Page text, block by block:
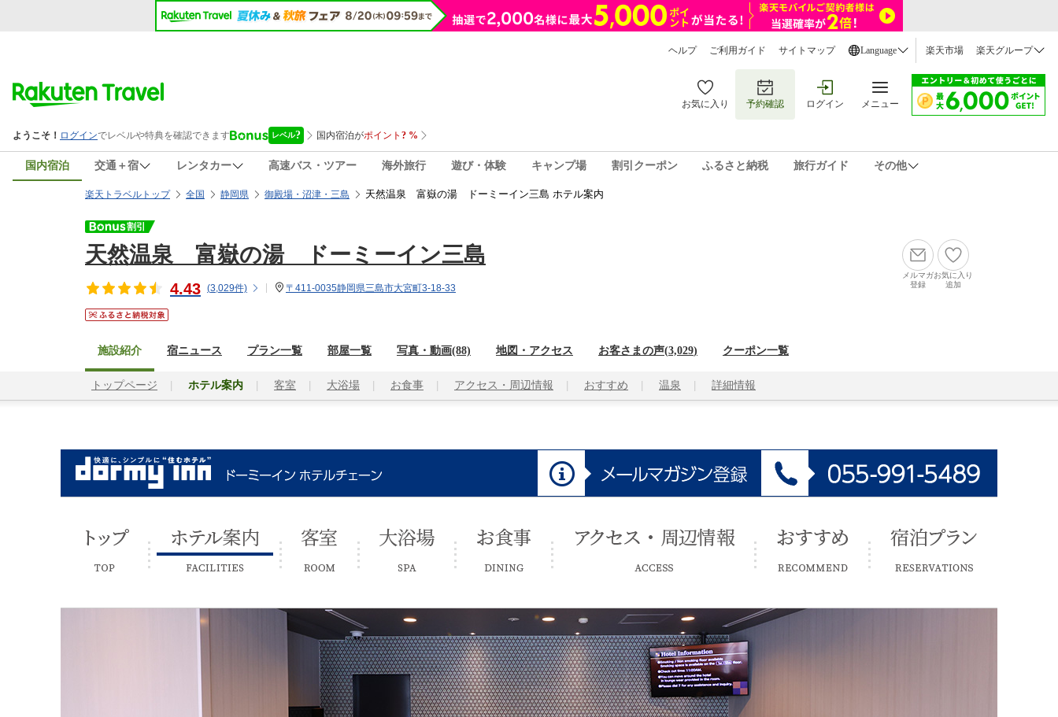
ヘルプ ご利用ガイド サイトマップ Language 楽天市場 楽天グループ
お気に入り 予約確認 ログイン メニュー
国内宿泊 交通＋宿 レンタカー 高速バス・ツアー 海外旅行 遊び・体験 キャンプ場 割引クーポン ふるさと納税 旅行ガイド その他
楽天トラベルトップ 全国 静岡県 御殿場・沼津・三島 天然温泉 富嶽の湯 ドーミーイン三島 ホテル案内
天然温泉 富嶽の湯 ドーミーイン三島
4.43 (3,029件) 〒411-0035静岡県三島市大宮町3-18-33
メルマガ
登録
お気に入り
追加
施設紹介 宿ニュース プラン一覧 部屋一覧 写真・動画(88) 地図・アクセス お客さまの声(3,029) クーポン一覧
トップページ ホテル案内 客室 大浴場 お食事 アクセス・周辺情報 おすすめ 温泉 詳細情報
客室 おすすめ